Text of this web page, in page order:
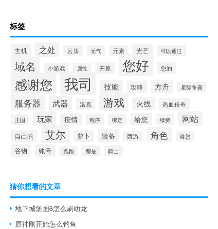
标签
主机 之处 云顶 元气 元素 光芒 可以通过
域名 小游戏 属性 开原 您好 您的
感谢您 我司 技能 攻略 方舟 星际争霸
服务器 武器 洛克 游戏 火线 热血传奇
王国 玩家 疫情 程序 绑定 给您 续费 网站
自己的 艾尔 萝卜 装备 西游 角色 请您
谷物 账号 跑跑 都是 骑士
猜你想看的文章
地下城堡图6怎么刷幼龙
原神刚开始怎么钓鱼